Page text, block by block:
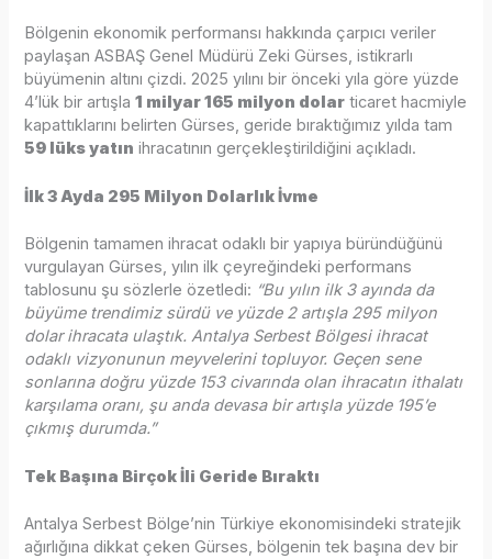
Bölgenin ekonomik performansı hakkında çarpıcı veriler
paylaşan ASBAŞ Genel Müdürü Zeki Gürses, istikrarlı
büyümenin altını çizdi. 2025 yılını bir önceki yıla göre yüzde
4’lük bir artışla1 milyar 165 milyon dolar ticaret hacmiyle
kapattıklarını belirten Gürses, geride bıraktığımız yılda tam
59 lüks yatın ihracatının gerçekleştirildiğini açıkladı.
İlk 3 Ayda 295 Milyon Dolarlık İvme
Bölgenin tamamen ihracat odaklı bir yapıya büründüğünü
vurgulayan Gürses, yılın ilk çeyreğindeki performans
tablosunu şu sözlerle özetledi: “Bu yılın ilk 3 ayında da
büyüme trendimiz sürdü ve yüzde 2 artışla 295 milyon
dolar ihracata ulaştık. Antalya Serbest Bölgesi ihracat
odaklı vizyonunun meyvelerini topluyor. Geçen sene
sonlarına doğru yüzde 153 civarında olan ihracatın ithalatı
karşılama oranı, şu anda devasa bir artışla yüzde 195’e
çıkmış durumda.”
Tek Başına Birçok İli Geride Bıraktı
Antalya Serbest Bölge’nin Türkiye ekonomisindeki stratejik
ağırlığına dikkat çeken Gürses, bölgenin tek başına dev bir